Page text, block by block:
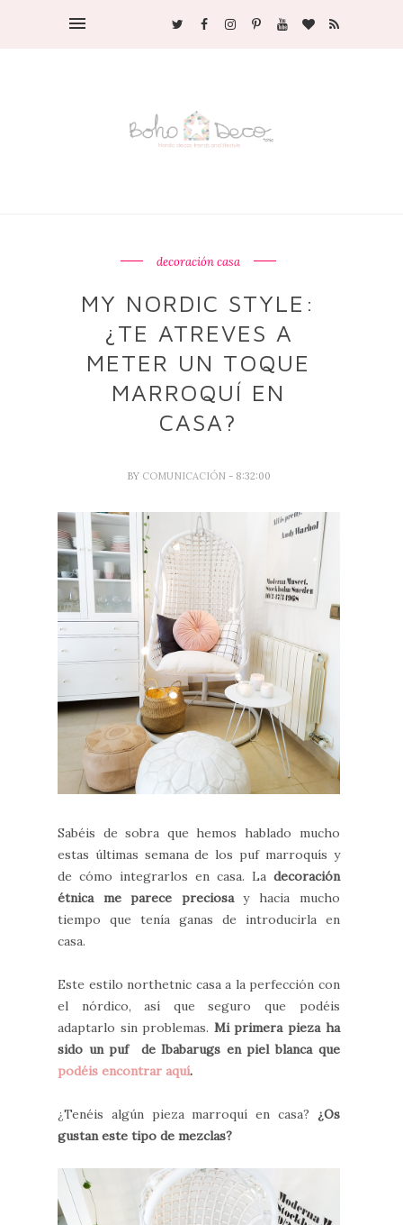
decoración casa
MY NORDIC STYLE:
¿TE ATREVES A
METER UN TOQUE
MARROQUÍ EN
CASA?
BY COMUNICACIÓN - 8:32:00
Sabéis de sobra que hemos hablado mucho
estas últimas semana de los puf marroquís y
de cómo integrarlos en casa. La decoración
étnica me parece preciosay hacia mucho
tiempo que tenía ganas de introducirla en
casa.
Este estilo northetnic casa a la perfección con
el nórdico, así que seguro que podéis
adaptarlo sin problemas. Mi primera pieza ha
sido un puf de Ibabarugs en piel blanca que
podéis encontrar aquí.
¿Tenéis algún pieza marroquí en casa? ¿Os
gustan este tipo de mezclas?